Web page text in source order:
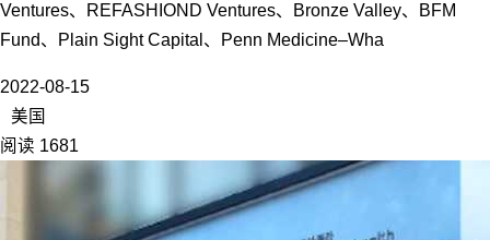
Ventures、REFASHIOND Ventures、Bronze Valley、BFM
Fund、Plain Sight Capital、Penn Medicine–Wha
2022-08-15
美国
阅读 1681